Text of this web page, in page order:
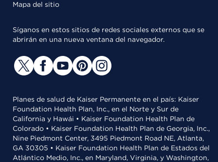
Mapa del sitio
Síganos en estos sitios de redes sociales externos que se
abrirán en una nueva ventana del navegador.
Planes de salud de Kaiser Permanente en el país: Kaiser
Foundation Health Plan, Inc., en el Norte y Sur de
California y Hawái • Kaiser Foundation Health Plan de
Colorado • Kaiser Foundation Health Plan de Georgia, Inc.,
Nine Piedmont Center, 3495 Piedmont Road NE, Atlanta,
GA 30305 • Kaiser Foundation Health Plan de Estados del
Atlántico Medio, Inc., en Maryland, Virginia, y Washington,